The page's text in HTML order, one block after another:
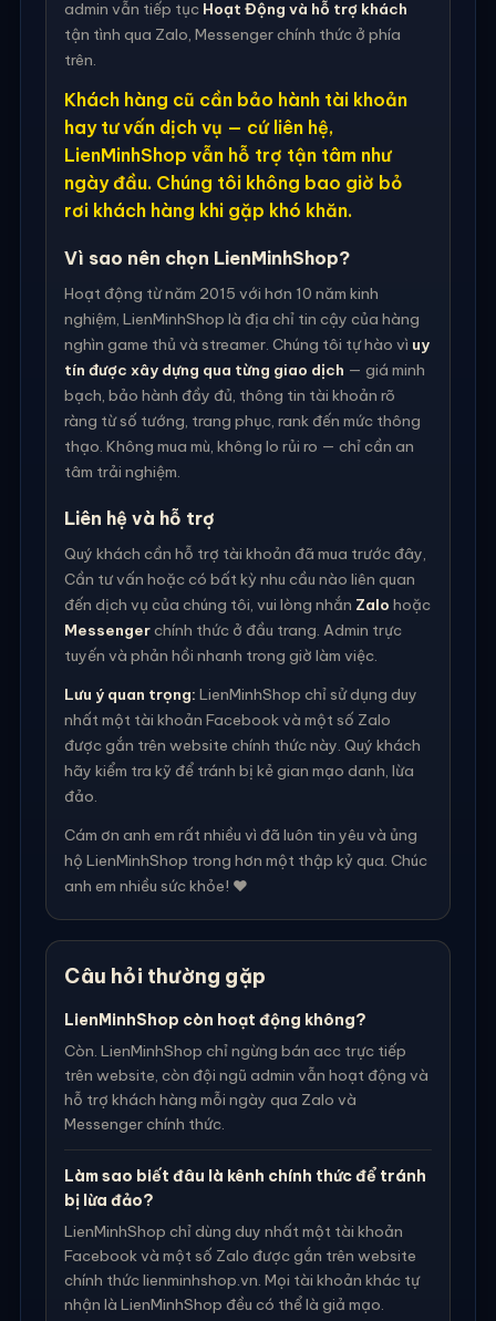
admin vẫn tiếp tục Hoạt Động và hỗ trợ khách
tận tình qua Zalo, Messenger chính thức ở phía
trên.
Khách hàng cũ cần bảo hành tài khoản
hay tư vấn dịch vụ — cứ liên hệ,
LienMinhShop vẫn hỗ trợ tận tâm như
ngày đầu. Chúng tôi không bao giờ bỏ
rơi khách hàng khi gặp khó khăn.
Vì sao nên chọn LienMinhShop?
Hoạt động từ năm 2015 với hơn 10 năm kinh
nghiệm, LienMinhShop là địa chỉ tin cậy của hàng
nghìn game thủ và streamer. Chúng tôi tự hào vì uy
tín được xây dựng qua từng giao dịch — giá minh
bạch, bảo hành đầy đủ, thông tin tài khoản rõ
ràng từ số tướng, trang phục, rank đến mức thông
thạo. Không mua mù, không lo rủi ro — chỉ cần an
tâm trải nghiệm.
Liên hệ và hỗ trợ
Quý khách cần hỗ trợ tài khoản đã mua trước đây,
Cần tư vấn hoặc có bất kỳ nhu cầu nào liên quan
đến dịch vụ của chúng tôi, vui lòng nhắn Zalo hoặc
Messengerchính thức ở đầu trang. Admin trực
tuyến và phản hồi nhanh trong giờ làm việc.
Lưu ý quan trọng: LienMinhShop chỉ sử dụng duy
nhất một tài khoản Facebook và một số Zalo
được gắn trên website chính thức này. Quý khách
hãy kiểm tra kỹ để tránh bị kẻ gian mạo danh, lừa
đảo.
Cám ơn anh em rất nhiều vì đã luôn tin yêu và ủng
hộ LienMinhShop trong hơn một thập kỷ qua. Chúc
anh em nhiều sức khỏe! ❤️
Câu hỏi thường gặp
LienMinhShop còn hoạt động không?
Còn. LienMinhShop chỉ ngừng bán acc trực tiếp
trên website, còn đội ngũ admin vẫn hoạt động và
hỗ trợ khách hàng mỗi ngày qua Zalo và
Messenger chính thức.
Làm sao biết đâu là kênh chính thức để tránh
bị lừa đảo?
LienMinhShop chỉ dùng duy nhất một tài khoản
Facebook và một số Zalo được gắn trên website
chính thức lienminhshop.vn. Mọi tài khoản khác tự
nhận là LienMinhShop đều có thể là giả mạo.